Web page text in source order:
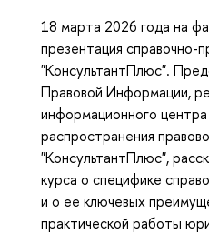
18 марта 2026 года на
презентация справочно-
"КонсультантПлюс".
Правовой Информации,
информационного
распространения
"КонсультантПлюс",
курса о специфике
и о ее ключевых
практической работы